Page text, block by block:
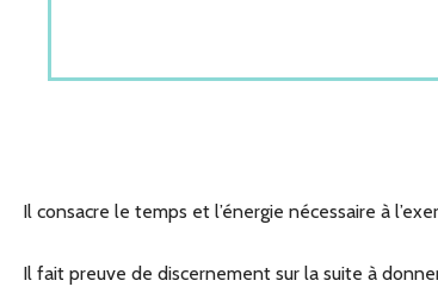
Il consacre le temps et l’énergie nécessaire à
Il fait preuve de discernement sur la suite à